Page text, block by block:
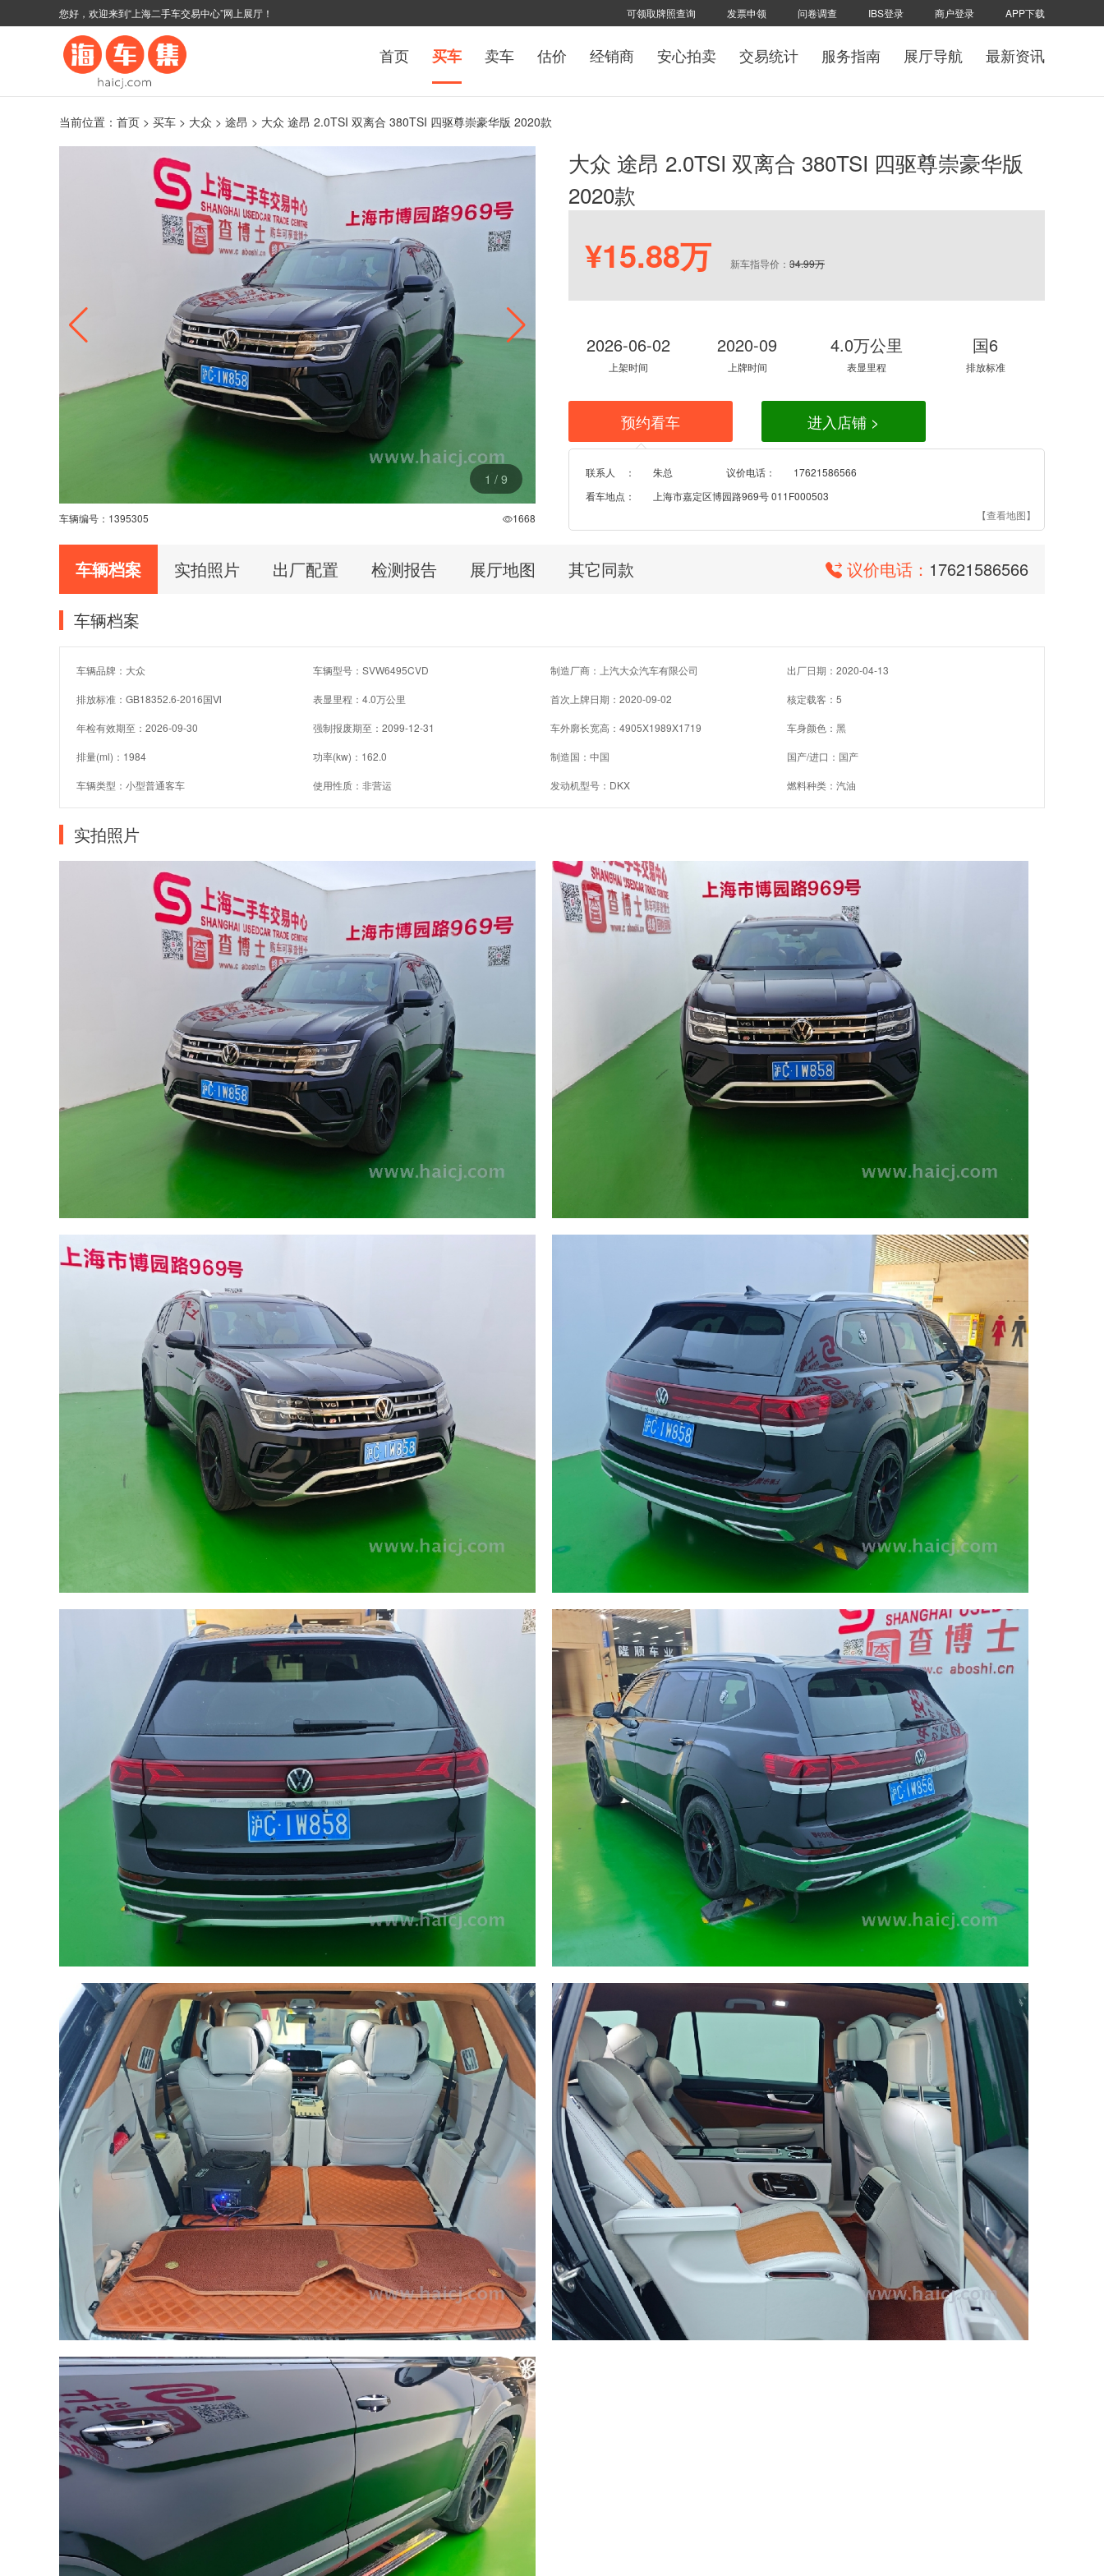
您好，欢迎来到“上海二手车交易中心”网上展厅！ 可领取牌照查询 发票申领 问卷调查 IBS登录 商户登录 APP下载
首页 买车 卖车 估价 经销商 安心拍卖 交易统计 服务指南 展厅导航 最新资讯
当前位置： 首页 > 买车 > 大众 > 途昂 > 大众 途昂 2.0TSI 双离合 380TSI 四驱尊崇豪华版 2020款
1 / 9
车辆编号： 1395305 1668
大众 途昂 2.0TSI 双离合 380TSI 四驱尊崇豪华版
2020款
¥15.88万 新车指导价： 34.99万
2026-06-02
上架时间
2020-09
上牌时间
4.0万公里
表显里程
国6
排放标准
预约看车 进入店铺 >
联系人 ： 朱总 议价电话：
17621586566
看车地点：
上海市嘉定区博园路969号 011F000503
【查看地图】
车辆档案 实拍照片 出厂配置 检测报告 展厅地图 其它同款 议价电话： 17621586566
车辆档案
车辆品牌：大众 车辆型号：SVW6495CVD 制造厂商：上汽大众汽车有限公司 出厂日期：2020-04-13
排放标准：GB18352.6-2016国Ⅵ 表显里程：4.0万公里 首次上牌日期：2020-09-02 核定载客：5
年检有效期至：2026-09-30 强制报废期至：2099-12-31 车外廓长宽高：4905X1989X1719 车身颜色：黑
排量(ml)：1984 功率(kw)：162.0 制造国：中国 国产/进口：国产
车辆类型：小型普通客车 使用性质：非营运 发动机型号：DKX 燃料种类：汽油
实拍照片